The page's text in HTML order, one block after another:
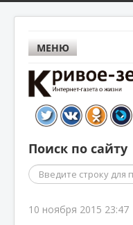
МЕНЮ
Поиск по сайту
Поиск
10 ноября 2015 23:47